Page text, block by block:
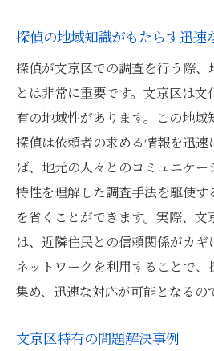
探偵の地域知識がもたらす迅速
探偵が文京区での調査を行う際、
とは非常に重要です。文京区は
有の地域性があります。この地域
探偵は依頼者の求める情報を迅速
ば、地元の人々とのコミュニケ
特性を理解した調査手法を駆使す
を省くことができます。実際、文
は、近隣住民との信頼関係がカ
ネットワークを利用することで
集め、迅速な対応が可能となるの
文京区特有の問題解決事例